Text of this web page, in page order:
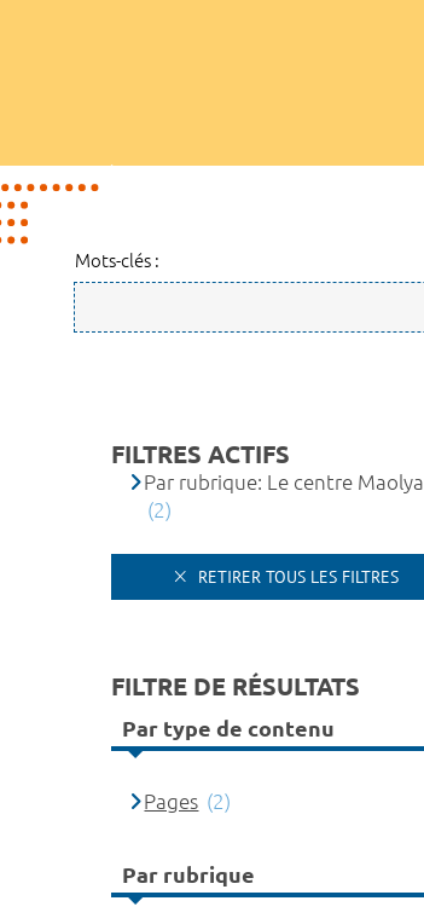
Mots-clés :
FILTRES ACTIFS
Par rubrique: Le centre Maolya
(2)
RETIRER TOUS LES FILTRES
FILTRE DE RÉSULTATS
Par type de contenu
Pages (2)
Par rubrique